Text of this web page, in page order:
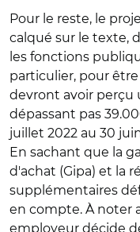
Pour le reste, le
calqué sur le texte,
les fonctions
particulier, pour
devront avoir perçu
dépassant pas
juillet 2022 au 30
En sachant que la
d'achat (Gipa) et la
supplémentaires
en compte. À noter
employeur décide